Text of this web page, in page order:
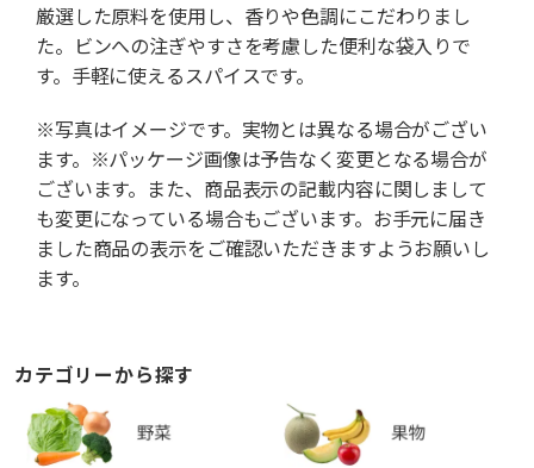
厳選した原料を使用し、香りや色調にこだわりまし
た。ビンへの注ぎやすさを考慮した便利な袋入りで
す。手軽に使えるスパイスです。
※写真はイメージです。実物とは異なる場合がござい
ます。※パッケージ画像は予告なく変更となる場合が
ございます。また、商品表示の記載内容に関しまして
も変更になっている場合もございます。お手元に届き
ました商品の表示をご確認いただきますようお願いし
ます。
カテゴリーから探す